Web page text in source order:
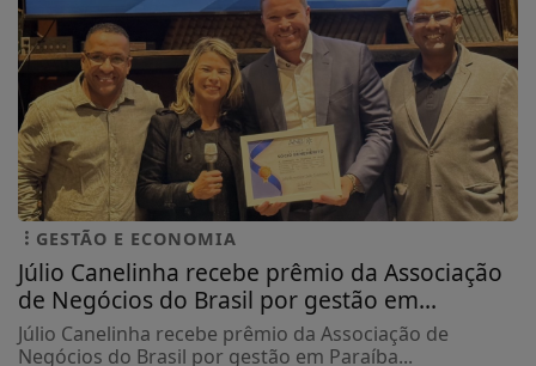
GESTÃO E ECONOMIA
Júlio Canelinha recebe prêmio da Associação
de Negócios do Brasil por gestão em...
Júlio Canelinha recebe prêmio da Associação de
Negócios do Brasil por gestão em Paraíba...